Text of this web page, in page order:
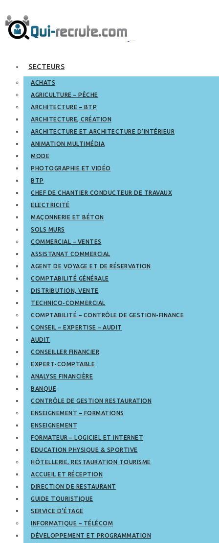
SECTEURS
ACHATS
AGRICULTURE – PÊCHE
ARCHITECTURE – BTP
ARCHITECTURE, CRÉATION
ARCHITECTURE ET ARCHITECTURE D’INTÉRIEUR
ANIMATION MULTIMÉDIA
MODE
PHOTOGRAPHIE ET VIDÉO
BTP
CHEF DE CHANTIER CONDUCTEUR DE TRAVAUX
ELECTRICITÉ
MAÇONNERIE ET BÉTON
SOLS MURS
COMMERCIAL – VENTES
ASSISTANAT COMMERCIAL
AGENT DE VOYAGE ET DE RÉSERVATION
COMPTABILITÉ GÉNÉRALE
DISTRIBUTION, VENTE
TECHNICO-COMMERCIAL
COMPTABILITÉ – CONTRÔLE DE GESTION-FINANCE
CONSEIL – EXPERTISE – AUDIT
AUDIT
CONSEILLER FINANCIER
EXPERT-COMPTABLE
ANALYSE FINANCIÈRE
BANQUE
CONTRÔLE DE GESTION RESTAURATION
ENSEIGNEMENT – FORMATIONS
ENSEIGNEMENT
FORMATEUR – LOGICIEL ET INTERNET
EDUCATION PHYSIQUE & SPORTIVE
HÔTELLERIE, RESTAURATION TOURISME
ACCUEIL ET RÉCEPTION
DIRECTION DE RESTAURANT
GUIDE TOURISTIQUE
SERVICE D’ÉTAGE
INFORMATIQUE – TÉLÉCOM
DÉVELOPPEMENT ET PROGRAMMATION